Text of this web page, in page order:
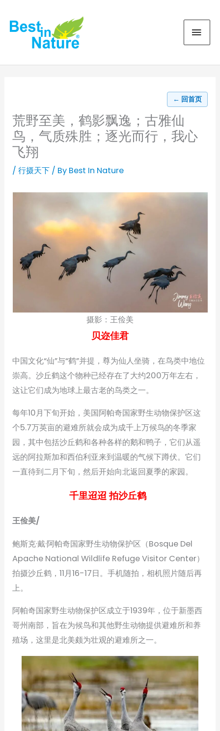
content
← 回首页
荒野至美，鹤影飘逸；古雅仙
鸟，气质殊胜；逐光而行，我心
飞翔
/行摄天下 / By Best In Nature
摄影：王俭美
贝迩佳君
中国文化“仙”与“鹤”并提，尊为仙人坐骑，在鸟类中地位
崇高。沙丘鹤这个物种已经存在了大约200万年左右，
这让它们成为地球上最古老的鸟类之一。
每年10月下旬开始，美国阿帕奇国家野生动物保护区这
个5.7万英亩的避难所就会成为成千上万候鸟的冬季家
园，其中包括沙丘鹤和各种各样的鹅和鸭子，它们从遥
远的阿拉斯加和西伯利亚来到温暖的气候下蹲伏。它们
一直待到二月下旬，然后开始向北返回夏季的家园。
千里迢迢 拍沙丘鹤
王俭美/
鲍斯克·戴·阿帕奇国家野生动物保护区（Bosque Del
Apache National Wildlife Refuge Visitor Center）
拍摄沙丘鹤，11月16-17日。手机随拍，相机照片随后再
上。
阿帕奇国家野生动物保护区成立于1939年，位于新墨西
哥州南部，旨在为候鸟和其他野生动物提供避难所和养
殖场，这里是北美颇为壮观的避难所之一。